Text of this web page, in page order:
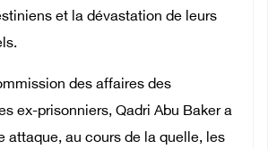
et la dévastation de leurs
des affaires des
ex-prisonniers, Qadri Abu Baker a
attaque, au cours de la quelle, les